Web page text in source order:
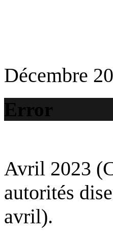
Décembre
Error
Avril 2023
autorités
avril).